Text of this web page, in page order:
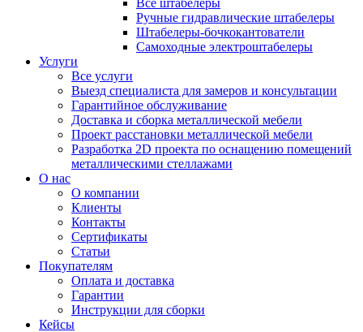
Все штабелеры
Ручные гидравлические штабелеры
Штабелеры-бочкокантователи
Самоходные электроштабелеры
Услуги
Все услуги
Выезд специалиста для замеров и консультации
Гарантийное обслуживание
Доставка и сборка металлической мебели
Проект расстановки металлической мебели
Разработка 2D проекта по оснащению помещений
металлическими стеллажами
О нас
О компании
Клиенты
Контакты
Сертификаты
Статьи
Покупателям
Оплата и доставка
Гарантии
Инструкции для сборки
Кейсы